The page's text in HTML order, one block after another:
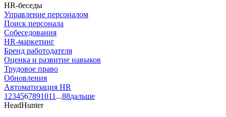
HR-беседы
Управление персоналом
Поиск персонала
Собеседования
HR-маркетинг
Бренд работодателя
Оценка и развитие навыков
Трудовое право
Обновления
Автоматизация HR
1 234567891011 ...88дальше
HeadHunter